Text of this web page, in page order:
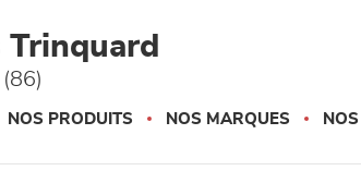
Trinquard
NOS PRODUITS NOS MARQUES